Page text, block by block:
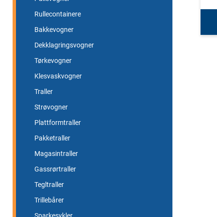
Rullecontainere
Bakkevogner
Dekklagringsvogner
Tørkevogner
Klesvaskvogner
Traller
Strøvogner
Plattformtraller
Pakketraller
Magasintraller
Gassrørtraller
Tegltraller
Trillebårer